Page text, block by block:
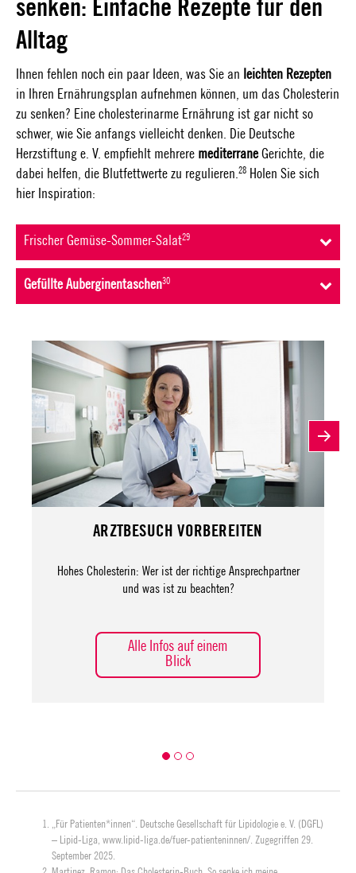
senken: Einfache Rezepte für den
Alltag
Ihnen fehlen noch ein paar Ideen, was Sie an leichten Rezepten
in Ihren Ernährungsplan aufnehmen können, um das Cholesterin
zu senken? Eine cholesterinarme Ernährung ist gar nicht so
schwer, wie Sie anfangs vielleicht denken. Die Deutsche
Herzstiftung e. V. empfiehlt mehrere mediterraneGerichte, die
dabei helfen, die Blutfettwerte zu regulieren.28 Holen Sie sich
hier Inspiration:
Frischer Gemüse-Sommer-Salat29
Gefüllte Auberginentaschen30
ARZTBESUCH VORBEREITEN
Hohes Cholesterin: Wer ist der richtige Ansprechpartner
und was ist zu beachten?
Alle Infos auf einem
Blick
„Für Patienten*innen“. Deutsche Gesellschaft für Lipidologie e. V. (DGFL)
– Lipid-Liga, www.lipid-liga.de/fuer-patienteninnen/. Zugegriffen 29.
September 2025.